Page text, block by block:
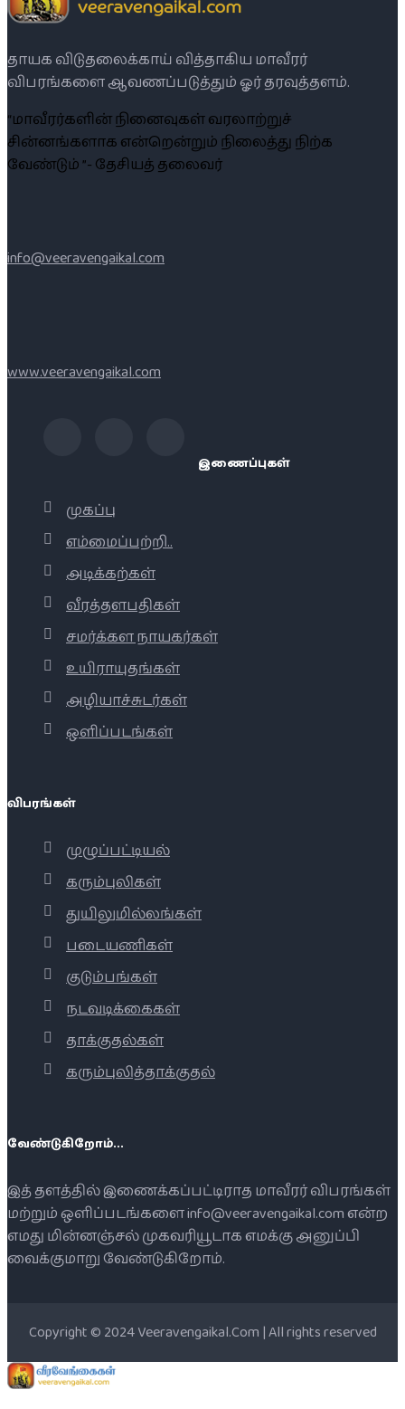
தாயக விடுதலைக்காய் வித்தாகிய மாவீரர்
விபரங்களை ஆவணப்படுத்தும் ஓர் தரவுத்தளம்.
“மாவீரர்களின் நினைவுகள் வரலாற்றுச்
சின்னங்களாக என்றென்றும் நிலைத்து நிற்க
வேண்டும் ”- தேசியத் தலைவர்
info@veeravengaikal.com
www.veeravengaikal.com
இணைப்புகள்
முகப்பு
எம்மைப்பற்றி..
அடிக்கற்கள்
வீரத்தளபதிகள்
சமர்க்கள நாயகர்கள்
உயிராயுதங்கள்
அழியாச்சுடர்கள்
ஒளிப்படங்கள்
விபரங்கள்
முழுப்பட்டியல்
கரும்புலிகள்
துயிலுமில்லங்கள்
படையணிகள்
குடும்பங்கள்
நடவடிக்கைகள்
தாக்குதல்கள்
கரும்புலித்தாக்குதல்
வேண்டுகிறோம்...
இத் தளத்தில் இணைக்கப்பட்டிராத மாவீரர் விபரங்கள்
மற்றும் ஒளிப்படங்களை info@veeravengaikal.com என்ற
எமது மின்னஞ்சல் முகவரியூடாக எமக்கு அனுப்பி
வைக்குமாறு வேண்டுகிறோம்.
Copyright © 2024 Veeravengaikal.Com | All rights reserved